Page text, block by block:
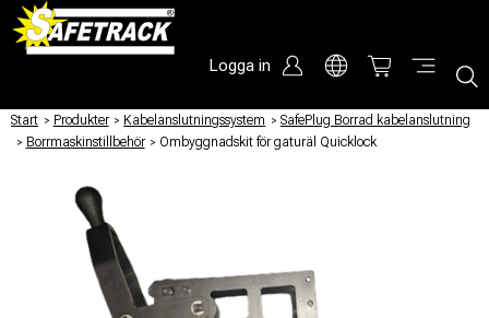
Logga in
Start / Produkter / Kabelanslutningssystem / SafePlug Borrad kabelanslutning
/ Borrmaskinstillbehör / Ombyggnadskit för gaturäl Quicklock